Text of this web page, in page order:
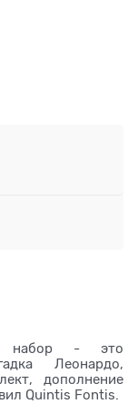
набор - это
Леонардо,
дополнение
Quintis Fontis.